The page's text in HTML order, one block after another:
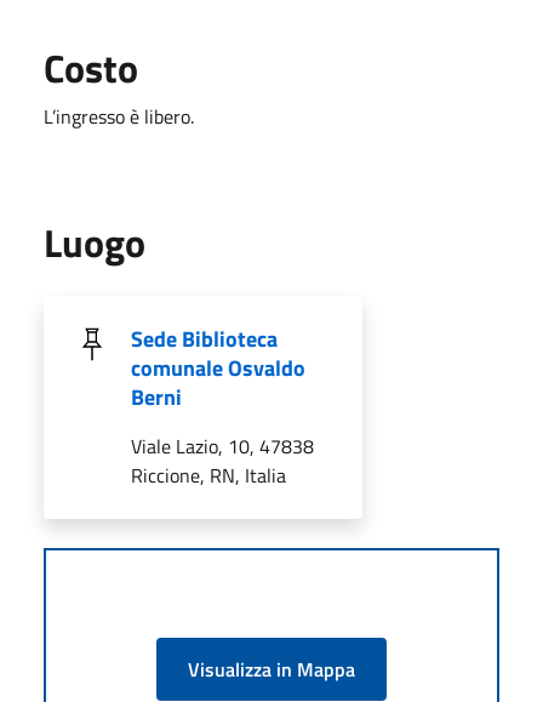
Costo
L’ingresso è libero.
Luogo
Sede Biblioteca
comunale Osvaldo
Berni
Viale Lazio, 10, 47838
Riccione, RN, Italia
Visualizza in Mappa